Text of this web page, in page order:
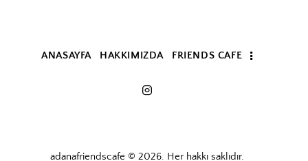
ANASAYFA HAKKIMIZDA FRIENDS CAFE
adanafriendscafe © 2026. Her hakkı saklıdır.